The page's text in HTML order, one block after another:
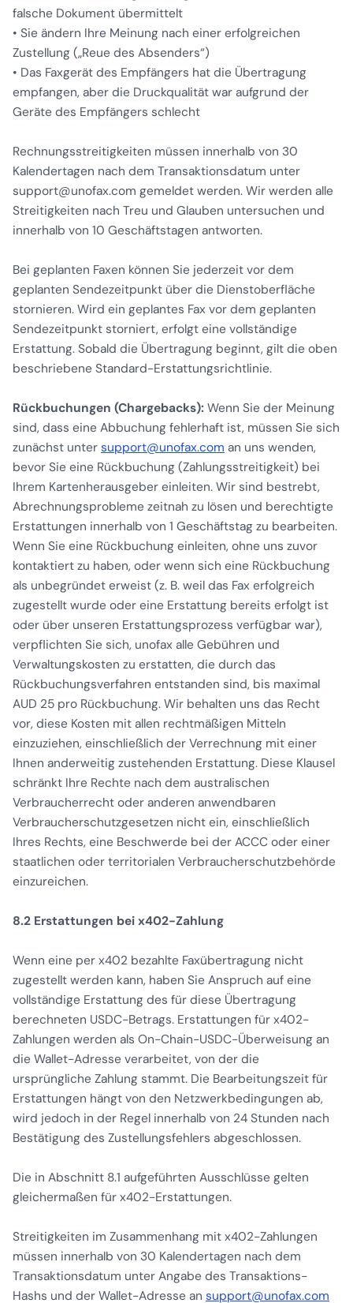
falsche Dokument übermittelt
• Sie ändern Ihre Meinung nach einer erfolgreichen
Zustellung („Reue des Absenders“)
• Das Faxgerät des Empfängers hat die Übertragung
empfangen, aber die Druckqualität war aufgrund der
Geräte des Empfängers schlecht
Rechnungsstreitigkeiten müssen innerhalb von 30
Kalendertagen nach dem Transaktionsdatum unter
support@unofax.com gemeldet werden. Wir werden alle
Streitigkeiten nach Treu und Glauben untersuchen und
innerhalb von 10 Geschäftstagen antworten.
Bei geplanten Faxen können Sie jederzeit vor dem
geplanten Sendezeitpunkt über die Dienstoberfläche
stornieren. Wird ein geplantes Fax vor dem geplanten
Sendezeitpunkt storniert, erfolgt eine vollständige
Erstattung. Sobald die Übertragung beginnt, gilt die oben
beschriebene Standard-Erstattungsrichtlinie.
Rückbuchungen (Chargebacks): Wenn Sie der Meinung
sind, dass eine Abbuchung fehlerhaft ist, müssen Sie sich
zunächst unter support@unofax.com an uns wenden,
bevor Sie eine Rückbuchung (Zahlungsstreitigkeit) bei
Ihrem Kartenherausgeber einleiten. Wir sind bestrebt,
Abrechnungsprobleme zeitnah zu lösen und berechtigte
Erstattungen innerhalb von 1 Geschäftstag zu bearbeiten.
Wenn Sie eine Rückbuchung einleiten, ohne uns zuvor
kontaktiert zu haben, oder wenn sich eine Rückbuchung
als unbegründet erweist (z. B. weil das Fax erfolgreich
zugestellt wurde oder eine Erstattung bereits erfolgt ist
oder über unseren Erstattungsprozess verfügbar war),
verpflichten Sie sich, unofax alle Gebühren und
Verwaltungskosten zu erstatten, die durch das
Rückbuchungsverfahren entstanden sind, bis maximal
AUD 25 pro Rückbuchung. Wir behalten uns das Recht
vor, diese Kosten mit allen rechtmäßigen Mitteln
einzuziehen, einschließlich der Verrechnung mit einer
Ihnen anderweitig zustehenden Erstattung. Diese Klausel
schränkt Ihre Rechte nach dem australischen
Verbraucherrecht oder anderen anwendbaren
Verbraucherschutzgesetzen nicht ein, einschließlich
Ihres Rechts, eine Beschwerde bei der ACCC oder einer
staatlichen oder territorialen Verbraucherschutzbehörde
einzureichen.
8.2 Erstattungen bei x402-Zahlung
Wenn eine per x402 bezahlte Faxübertragung nicht
zugestellt werden kann, haben Sie Anspruch auf eine
vollständige Erstattung des für diese Übertragung
berechneten USDC-Betrags. Erstattungen für x402-
Zahlungen werden als On-Chain-USDC-Überweisung an
die Wallet-Adresse verarbeitet, von der die
ursprüngliche Zahlung stammt. Die Bearbeitungszeit für
Erstattungen hängt von den Netzwerkbedingungen ab,
wird jedoch in der Regel innerhalb von 24 Stunden nach
Bestätigung des Zustellungsfehlers abgeschlossen.
Die in Abschnitt 8.1 aufgeführten Ausschlüsse gelten
gleichermaßen für x402-Erstattungen.
Streitigkeiten im Zusammenhang mit x402-Zahlungen
müssen innerhalb von 30 Kalendertagen nach dem
Transaktionsdatum unter Angabe des Transaktions-
Hashs und der Wallet-Adresse an support@unofax.com